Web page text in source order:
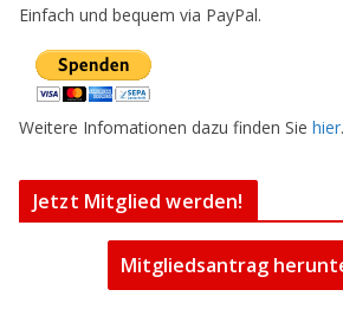
Einfach und bequem via PayPal.
Weitere Infomationen dazu finden Sie hier.
Jetzt Mitglied werden!
Mitgliedsantrag